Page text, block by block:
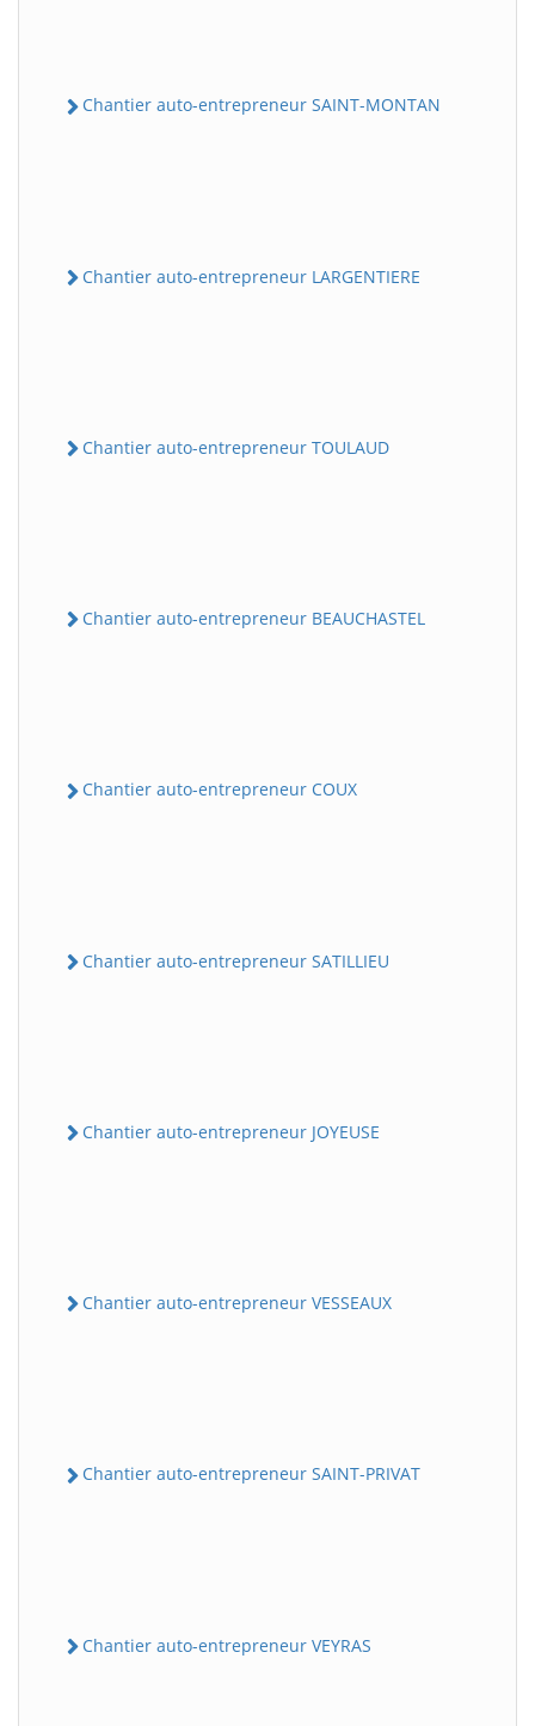
Chantier auto-entrepreneur SAINT-MONTAN
Chantier auto-entrepreneur LARGENTIERE
Chantier auto-entrepreneur TOULAUD
Chantier auto-entrepreneur BEAUCHASTEL
Chantier auto-entrepreneur COUX
Chantier auto-entrepreneur SATILLIEU
Chantier auto-entrepreneur JOYEUSE
Chantier auto-entrepreneur VESSEAUX
Chantier auto-entrepreneur SAINT-PRIVAT
Chantier auto-entrepreneur VEYRAS